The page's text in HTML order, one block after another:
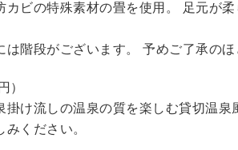
カビの特殊素材の畳を使用。 足元が
階段がございます。 予めご了承のほ
）
掛け流しの温泉の質を楽しむ貸切温泉
みください。